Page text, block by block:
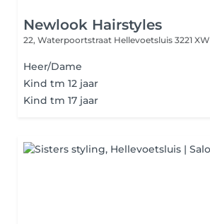
Newlook Hairstyles
22, Waterpoortstraat Hellevoetsluis 3221 XW
Heer/Dame
Kind tm 12 jaar
Kind tm 17 jaar